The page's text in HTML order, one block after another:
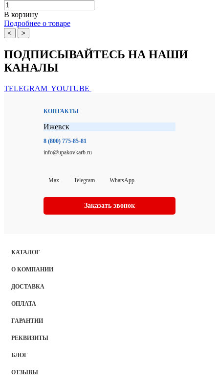
В корзину
Подробнее о товаре
< >
ПОДПИСЫВАЙТЕСЬ НА НАШИ
КАНАЛЫ
TELEGRAM YOUTUBE
КОНТАКТЫ
Ижевск
8 (800) 775-85-81
info@upakovkarb.ru
Max Telegram WhatsApp
Заказать звонок
КАТАЛОГ
О КОМПАНИИ
ДОСТАВКА
ОПЛАТА
ГАРАНТИИ
РЕКВИЗИТЫ
БЛОГ
ОТЗЫВЫ